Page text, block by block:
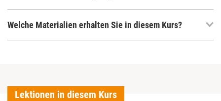
Welche Materialien erhalten Sie in diesem Kurs?
Lektionen in diesem Kurs